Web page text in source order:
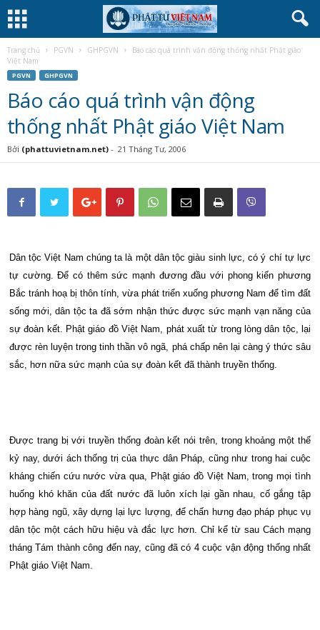
Trang chủ PGVN GHPGVN
Báo cáo quá trình vận động thống nhất Phật giáo
Việt Nam
PGVN GHPGVN
Báo cáo quá trình vận động
thống nhất Phật giáo Việt Nam
Bởi (phattuvietnam.net) - 21 Tháng Tư, 2006
Dân tộc Việt Nam chúng ta là một dân tộc giàu sinh lực, có ý chí tự lực
tự cường. Để có thêm sức mạnh đương đầu với phong kiến phương
Bắc tránh hoạ bị thôn tính, vừa phát triển xuống phương Nam để tìm đất
sống mới, dân tộc ta đã sớm nhận thức được sức mạnh vạn năng của
sự đoàn kết. Phật giáo đồ Việt Nam, phát xuất từ trong lòng dân tộc, lại
được rèn luyện trong tinh thần vô ngã, phá chấp nên lại càng ý thức sâu
sắc, hơn nữa sức mạnh của sự đoàn kết đã thành truyền thống.
Được trang bị với truyền thống đoàn kết nói trên, trong khoảng một thế
kỷ nay, dưới ách thống trị của thực dân Pháp, cũng như trong hai cuộc
kháng chiến cứu nước vừa qua, Phật giáo đồ Việt Nam, trong mọi tình
huống khó khăn của đất nước đã luôn xích lại gần nhau, cố gắng tập
hợp hàng ngũ, xây dựng lại lực lượng, để chấn hưng đạo pháp phục vụ
dân tộc một cách hữu hiệu và đắc lực hơn. Chỉ kể từ sau Cách mạng
tháng Tám thành công đến nay, cũng đã có 4 cuộc vận động thống nhất
Phật giáo Việt Nam.